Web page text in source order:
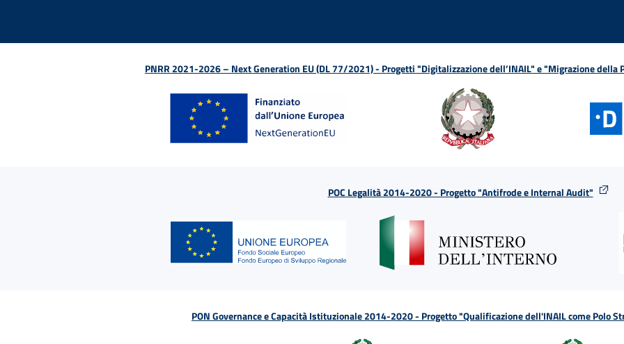
PNRR 2021-2026 – Next Generation EU (DL 77/2021) - Progetti "Digitalizzazione dell’INAIL" e "Migrazione della
POC Legalità 2014-2020 - Progetto "Antifrode e Internal Audit"
PON Governance e Capacità Istituzionale 2014-2020 - Progetto "Qualificazione dell'INAIL come Polo